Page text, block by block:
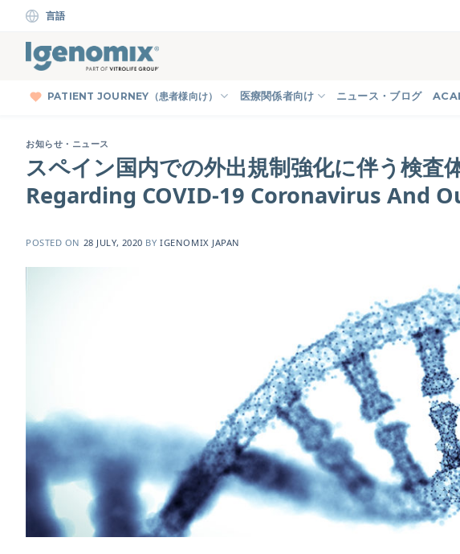
content
言語
PATIENT JOURNEY（患者様向け） 医療関係者向け ニュース・ブログ
お知らせ・ニュース
スペイン国内での外出規制強化に伴う検査
Regarding COVID-19 Coronavirus And
POSTED ON 28 JULY, 2020 BYIGENOMIX JAPAN